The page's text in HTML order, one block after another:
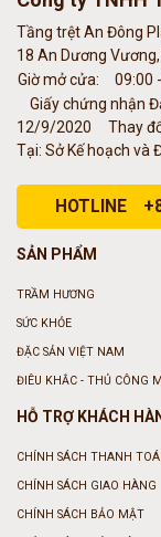
Tầng trệt An Đông
18 An Dương
Giờ mở cửa:
09:00
Giấy chứng nhận
12/9/2020
Thay
Tại: Sở Kế hoạch và
HOTLINE
SẢN PHẨM
TRẦM HƯƠNG
SỨC KHỎE
ĐẶC SẢN VIỆT NAM
ĐIÊU KHẮC - THỦ CÔNG
HỖ TRỢ KHÁCH
CHÍNH SÁCH THANH
CHÍNH SÁCH GIAO HÀNG
CHÍNH SÁCH BẢO MẬT